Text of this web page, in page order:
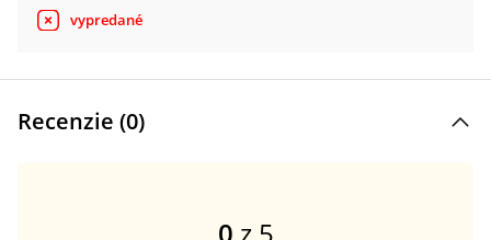
vypredané
Recenzie (0)